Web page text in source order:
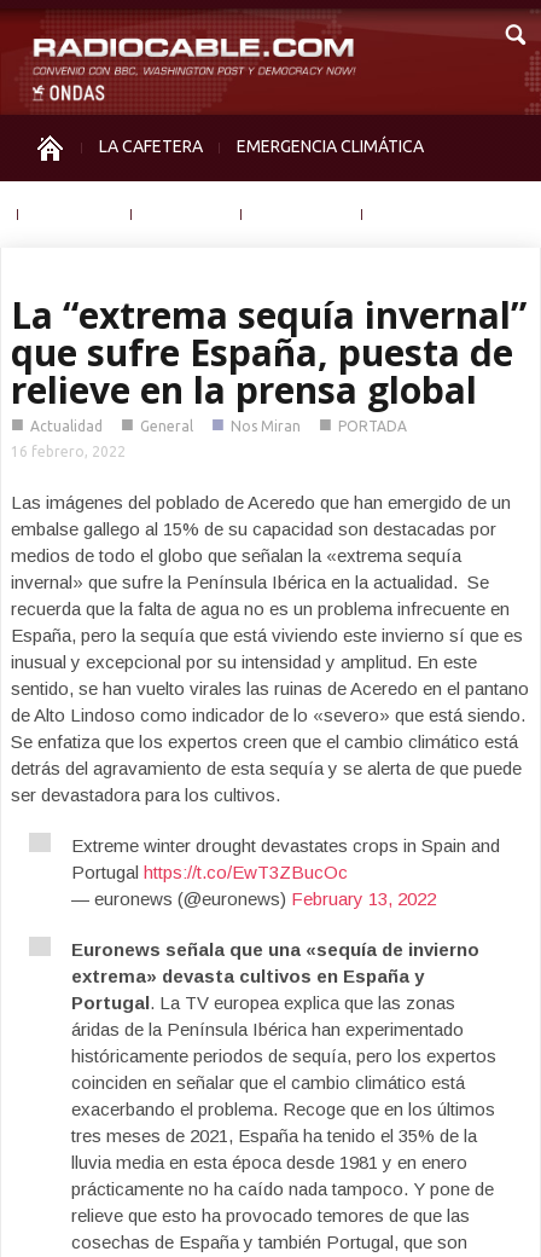
LA CAFETERA EMERGENCIA CLIMÁTICA
La “extrema sequía invernal”
que sufre España, puesta de
relieve en la prensa global
■ Actualidad ■ General ■ Nos Miran ■ PORTADA
16 febrero, 2022
Las imágenes del poblado de Aceredo que han emergido de un
embalse gallego al 15% de su capacidad son destacadas por
medios de todo el globo que señalan la «extrema sequía
invernal» que sufre la Península Ibérica en la actualidad. Se
recuerda que la falta de agua no es un problema infrecuente en
España, pero la sequía que está viviendo este invierno sí que es
inusual y excepcional por su intensidad y amplitud. En este
sentido, se han vuelto virales las ruinas de Aceredo en el pantano
de Alto Lindoso como indicador de lo «severo» que está siendo.
Se enfatiza que los expertos creen que el cambio climático está
detrás del agravamiento de esta sequía y se alerta de que puede
ser devastadora para los cultivos.
Extreme winter drought devastates crops in Spain and
Portugal https://t.co/EwT3ZBucOc
— euronews (@euronews) February 13, 2022
Euronews señala que una «sequía de invierno
extrema» devasta cultivos en España y
Portugal. La TV europea explica que las zonas
áridas de la Península Ibérica han experimentado
históricamente periodos de sequía, pero los expertos
coinciden en señalar que el cambio climático está
exacerbando el problema. Recoge que en los últimos
tres meses de 2021, España ha tenido el 35% de la
lluvia media en esta época desde 1981 y en enero
prácticamente no ha caído nada tampoco. Y pone de
relieve que esto ha provocado temores de que las
cosechas de España y también Portugal, que son